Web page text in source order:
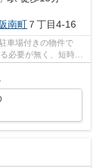
阪南町 ７丁目4-16
車場付きの物件で
必要が無く、短時間